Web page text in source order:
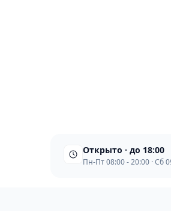
Открыто · до 18:00
Пн-Пт 08:00 - 20:00 · Сб